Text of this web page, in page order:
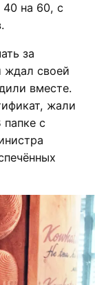
40 на 60, с
за
ждал своей
вместе.
жали
с